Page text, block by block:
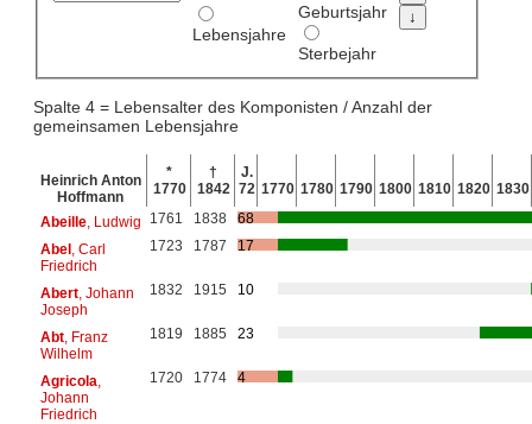
Lebensjahre
Geburtsjahr
Sterbejahr
Spalte 4 = Lebensalter des Komponisten / Anzahl der
gemeinsamen Lebensjahre
Heinrich Anton
Hoffmann
*
1770
†
1842
J.
72 1770 1780 1790 1800 1810 1820 1830
Abeille, Ludwig 1761 1838
68
Abel, Carl
Friedrich
1723 1787 17
Abert, Johann
Joseph
1832 1915 10
Abt, Franz
Wilhelm
1819 1885 23
Agricola
Johann
Friedrich
1720 1774 4